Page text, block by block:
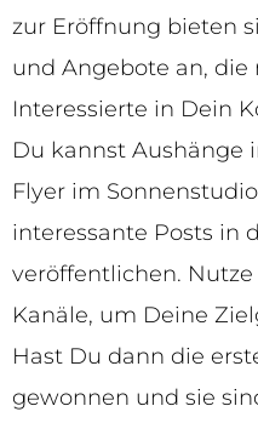
zur Eröffnung bieten
und Angebote an,
Interessierte in Dein
Du kannst Aushänge
Flyer im
interessante Posts in
veröffentlichen.
Kanäle, um Deine
Hast Du dann die
gewonnen und sie